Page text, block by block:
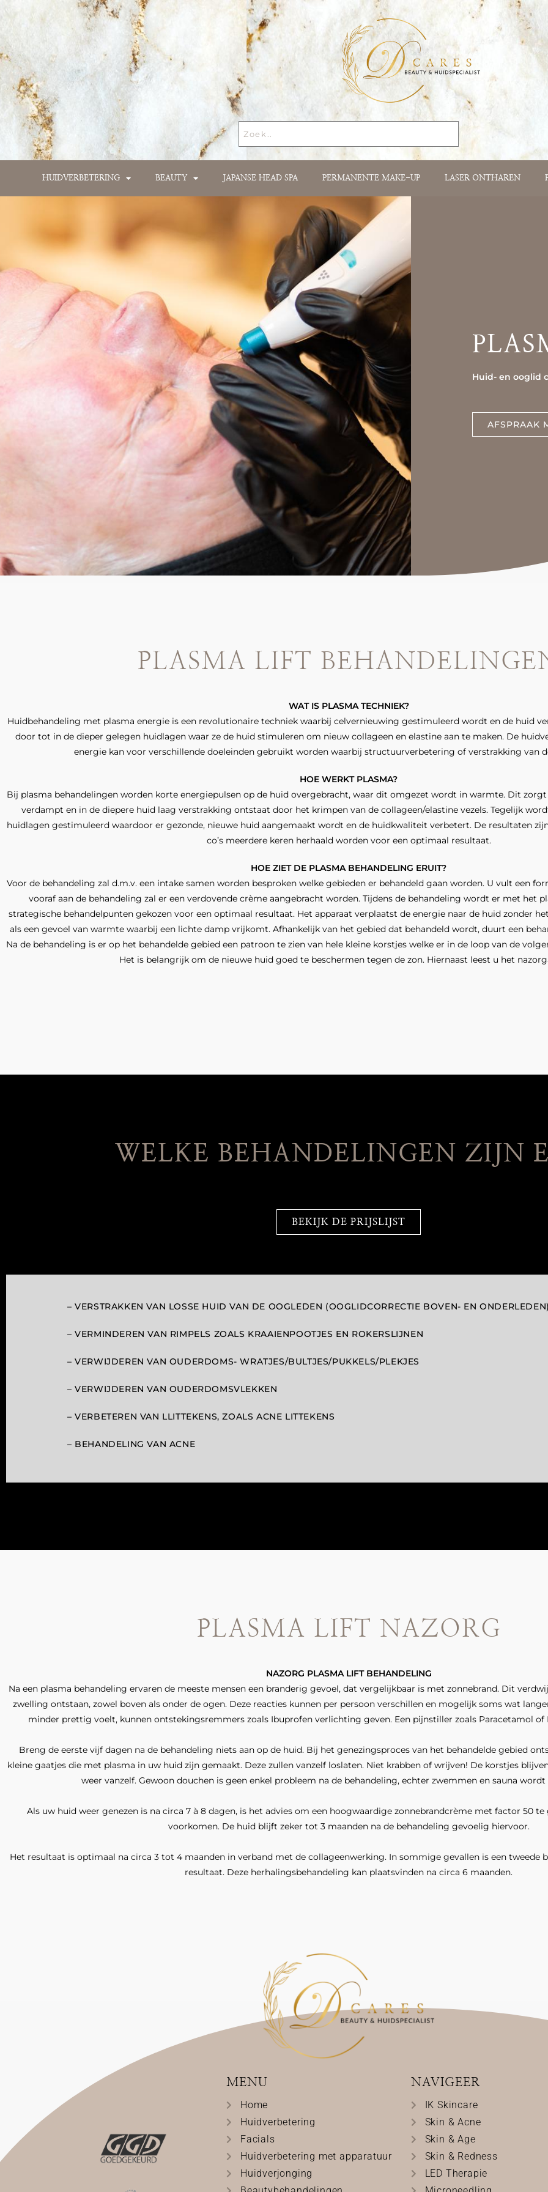
HUIDVERBETERING BEAUTY JAPANSE HEAD SPA PERMANENTE MAKE-UP LASER ONTHAREN
Huid- en ooglid
AFSPRAAK
PLASMA LIFT
WAT IS PLASMA TECHNIEK?
Huidbehandeling met plasma ener­gie is een revolutionaire techniek waarbij celvernieuwing gestimu­leerd wordt en de huid
door tot in de dieper gelegen huidlagen waar ze de huid stimuleren om nieuw collageen en elastine aan te maken. De
energie kan voor verschillende doeleinden gebruikt worden waarbij structuurverbete­ring of verstrakking van
HOE WERKT PLASMA?
Bij plasma behandelingen worden korte energiepulsen op de huid overgebracht, waar dit omgezet wordt in warmte. Dit
verdampt en in de diepere huid laag verstrak­king ontstaat door het krimpen van de collageen/elastine vezels. Tege­lijk
huidlagen gestimuleerd waardoor er gezonde, nieuwe huid aangemaakt wordt en de huidkwa­liteit verbetert. De resultaten
co’s meerdere keren herhaald wor­den voor een optimaal resultaat.
HOE ZIET DE PLASMA BEHANDELING ERUIT?
Voor de behandeling zal d.m.v. een intake samen worden besproken welke gebieden er behandeld gaan worden. U vult een
vooraf aan de behandeling zal er een verdo­vende crème aangebracht worden. Tijdens de behandeling wordt er met het
strategische behandelpunten gekozen voor een optimaal resul­taat. Het apparaat verplaatst de energie naar de huid zonder
als een gevoel van warmte waarbij een lichte damp vrijkomt. Afhanke­lijk van het gebied dat behandeld wordt, duurt een
Na de behandeling is er op het behandel­de gebied een patroon te zien van hele kleine korstjes welke er in de loop van de
Het is belang­rijk om de nieuwe huid goed te beschermen tegen de zon. Hier­naast leest u het
WELKE BEHANDELINGEN ZIJN
BEKIJK DE PRIJSLIJST
– VERSTRAKKEN VAN LOSSE HUID VAN DE OOGLEDEN (OOGLIDCORRECTIE BOVEN- EN ONDERLEDEN)
– VERMINDEREN VAN RIMPELS ZOALS KRAAIENPOOTJES EN ROKERSLIJNEN
– VERWIJDEREN VAN OUDERDOMS- WRATJES/BULTJES/PUKKELS/PLEKJES
– VERWIJDEREN VAN OUDERDOMSVLEKKEN
– VERBETEREN VAN LLITTEKENS, ZOALS ACNE LITTEKENS
– BEHANDELING VAN ACNE
PLASMA LIFT NAZORG
NAZORG PLASMA LIFT BEHANDELING
Na een plasma behandeling ervaren de meeste mensen een branderig gevoel, dat vergelijkbaar is met zonnebrand. Dit
zwelling ontstaan, zowel boven als onder de ogen. Deze reacties kunnen per persoon verschillen en mogelijk soms wat
minder prettig voelt, kunnen ontstekings­remmers zoals Ibuprofen verlichting geven. Een pijnstiller zoals Parac­etamol
Breng de eerste vijf dagen na de behandeling niets aan op de huid. Bij het genezingsproces van het behandelde gebied
kleine gaatjes die met plasma in uw huid zijn gemaakt. Deze zullen vanzelf loslaten. Niet krabben of wrijven! De korstjes
weer vanzelf. Gewoon douchen is geen enkel probleem na de behandeling, echter zwemmen en sauna wordt
Als uw huid weer genezen is na circa 7 à 8 dagen, is het advies om een hoogwaardige zonnebrandcrème met factor 50
voorkomen. De huid blijft zeker tot 3 maanden na de behandeling gevoelig hiervoor.
Het resultaat is optimaal na circa 3 tot 4 maanden in verband met de colla­geenwerking. In sommige gevallen is een tweede
resultaat. Deze herhalingsbehandeling kan plaatsvinden na circa 6 maanden.
MENU
Home
Huidverbetering
Facials
Huidverbetering met apparatuur
Huidverjonging
NAVIGEER
IK Skincare
Skin & Acne
Skin & Age
Skin & Redness
LED Therapie